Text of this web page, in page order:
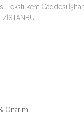
Tekstilkent Caddesi
İSTANBUL
Onarım